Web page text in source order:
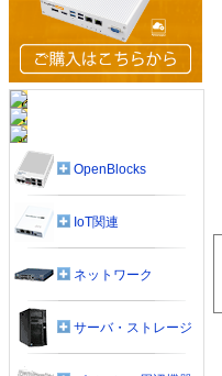
OpenBlocks
IoT関連
ネットワーク
サーバ・ストレージ